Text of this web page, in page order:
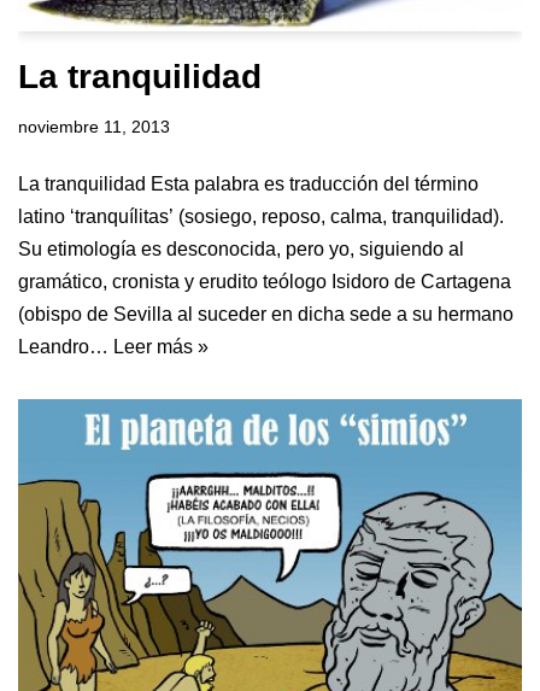
La tranquilidad
noviembre 11, 2013
La tranquilidad Esta palabra es traducción del término
latino ‘tranquílitas’ (sosiego, reposo, calma, tranquilidad).
Su etimología es desconocida, pero yo, siguiendo al
gramático, cronista y erudito teólogo Isidoro de Cartagena
(obispo de Sevilla al suceder en dicha sede a su hermano
Leandro… Leer más »